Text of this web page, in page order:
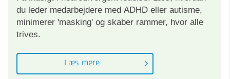
du leder medarbejdere med ADHD eller autisme,
minimerer 'masking' og skaber rammer, hvor alle
trives.
Læs mere